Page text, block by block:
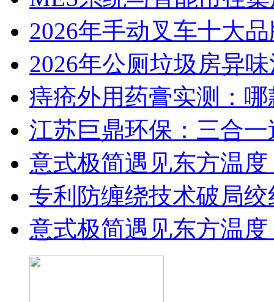
2026年手动叉车十大
2026年公厕垃圾房异
痔疮外用药膏实测：
江苏巨鼎环保：三合
意式极简遇见东方温
专利防缠绕技术破局
意式极简遇见东方温